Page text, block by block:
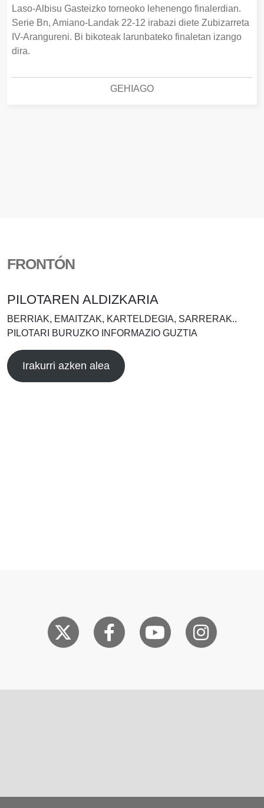
Laso-Albisu Gasteizko torneoko lehenengo finalerdian.
Serie Bn, Amiano-Landak 22-12 irabazi diete Zubizarreta
IV-Arangureni. Bi bikoteak larunbateko finaletan izango
dira.
GEHIAGO
FRONTÓN
PILOTAREN ALDIZKARIA
BERRIAK, EMAITZAK, KARTELDEGIA, SARRERAK..
PILOTARI BURUZKO INFORMAZIO GUZTIA
Irakurri azken alea